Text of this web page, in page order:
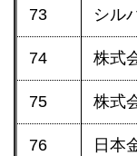
73 シル
74 株式
75 株式
76 日本